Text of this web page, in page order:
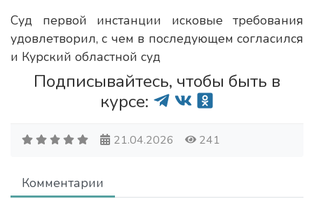
Суд первой инстанции исковые требования
удовлетворил, с чем в последующем согласился
и Курский областной суд
Подписывайтесь, чтобы быть в
курсе:
21.04.2026 241
Комментарии